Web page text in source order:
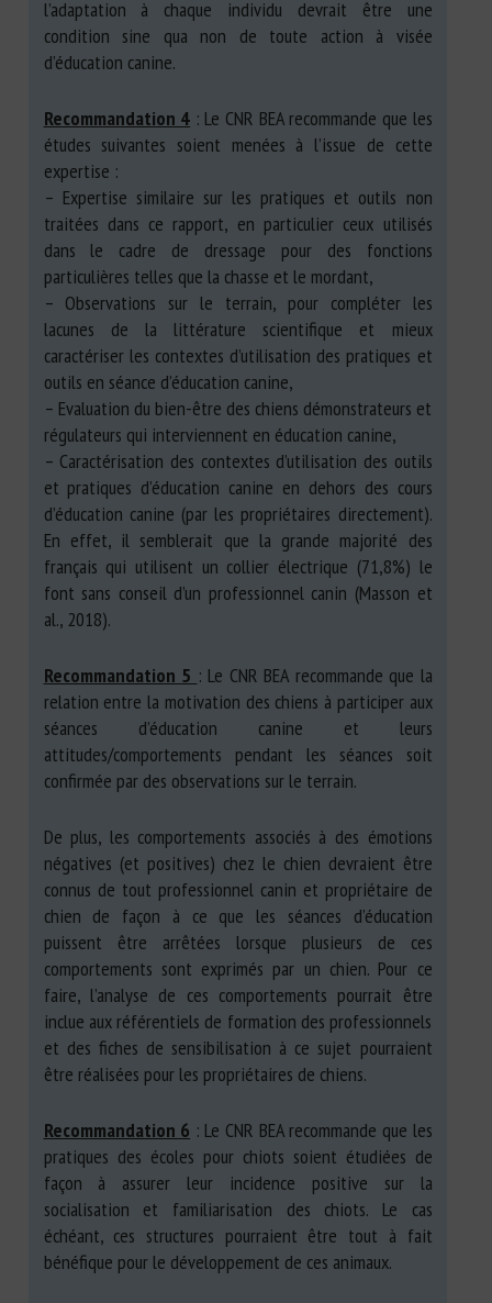
l’adaptation à chaque individu devrait être une
condition sine qua non de toute action à visée
d’éducation canine.
Recommandation 4 : Le CNR BEA recommande que les
études suivantes soient menées à l’issue de cette
expertise :
– Expertise similaire sur les pratiques et outils non
traitées dans ce rapport, en particulier ceux utilisés
dans le cadre de dressage pour des fonctions
particulières telles que la chasse et le mordant,
– Observations sur le terrain, pour compléter les
lacunes de la littérature scientifique et mieux
caractériser les contextes d’utilisation des pratiques et
outils en séance d’éducation canine,
– Evaluation du bien-être des chiens démonstrateurs et
régulateurs qui interviennent en éducation canine,
– Caractérisation des contextes d’utilisation des outils
et pratiques d’éducation canine en dehors des cours
d’éducation canine (par les propriétaires directement).
En effet, il semblerait que la grande majorité des
français qui utilisent un collier électrique (71,8%) le
font sans conseil d’un professionnel canin (Masson et
al., 2018).
Recommandation 5 : Le CNR BEA recommande que la
relation entre la motivation des chiens à participer aux
séances d’éducation canine et leurs
attitudes/comportements pendant les séances soit
confirmée par des observations sur le terrain.
De plus, les comportements associés à des émotions
négatives (et positives) chez le chien devraient être
connus de tout professionnel canin et propriétaire de
chien de façon à ce que les séances d’éducation
puissent être arrêtées lorsque plusieurs de ces
comportements sont exprimés par un chien. Pour ce
faire, l’analyse de ces comportements pourrait être
inclue aux référentiels de formation des professionnels
et des fiches de sensibilisation à ce sujet pourraient
être réalisées pour les propriétaires de chiens.
Recommandation 6 : Le CNR BEA recommande que les
pratiques des écoles pour chiots soient étudiées de
façon à assurer leur incidence positive sur la
socialisation et familiarisation des chiots. Le cas
échéant, ces structures pourraient être tout à fait
bénéfique pour le développement de ces animaux.